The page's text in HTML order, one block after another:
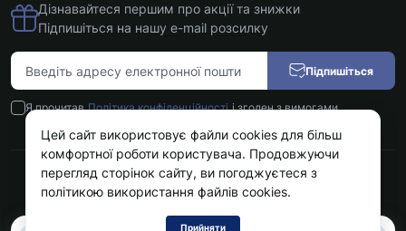
Дізнавайтеся першим про акції та знижки
Підпишіться на нашу e-mail розсилку
Підпишіться
Я прочитав Політика конфіденційності і згоден з вимогами
Kokos.com.ua © 2026
Цей сайт використовує файли cookies для більш
комфортної роботи користувача. Продовжуючи
перегляд сторінок сайту, ви погоджуєтеся з
політикою використання файлів cookies.
Прийняти